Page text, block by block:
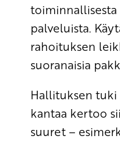
palveluista.
rahoituksen
suoranaisia
Hallituksen
kantaa kertoo
suuret –